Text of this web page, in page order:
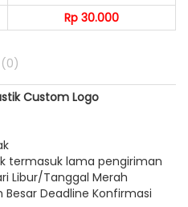
Rp 30.000
(0)
Custom Logo
termasuk lama pengiriman
Libur/Tanggal Merah
Deadline Konfirmasi